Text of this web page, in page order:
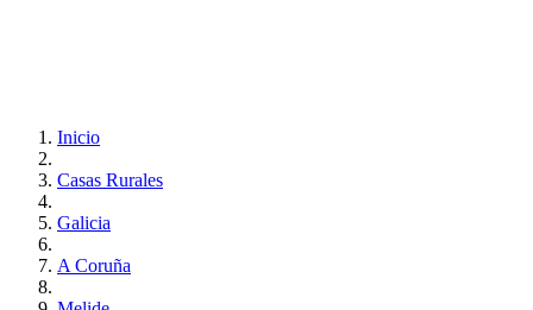
Inicio
Casas Rurales
Galicia
A Coruña